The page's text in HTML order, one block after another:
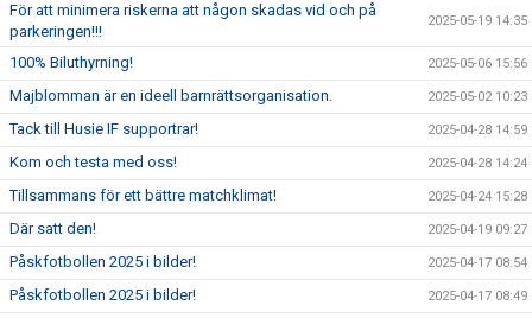
För att minimera riskerna att någon skadas vid och på
parkeringen!!!
2025-05-19 14:35
100% Biluthyrning! 2025-05-06 15:56
Majblomman är en ideell barnrättsorganisation. 2025-05-02 10:23
Tack till Husie IF supportrar! 2025-04-28 14:59
Kom och testa med oss! 2025-04-28 14:24
Tillsammans för ett bättre matchklimat! 2025-04-24 15:28
Där satt den! 2025-04-19 09:27
Påskfotbollen 2025 i bilder! 2025-04-17 08:54
Påskfotbollen 2025 i bilder! 2025-04-17 08:49